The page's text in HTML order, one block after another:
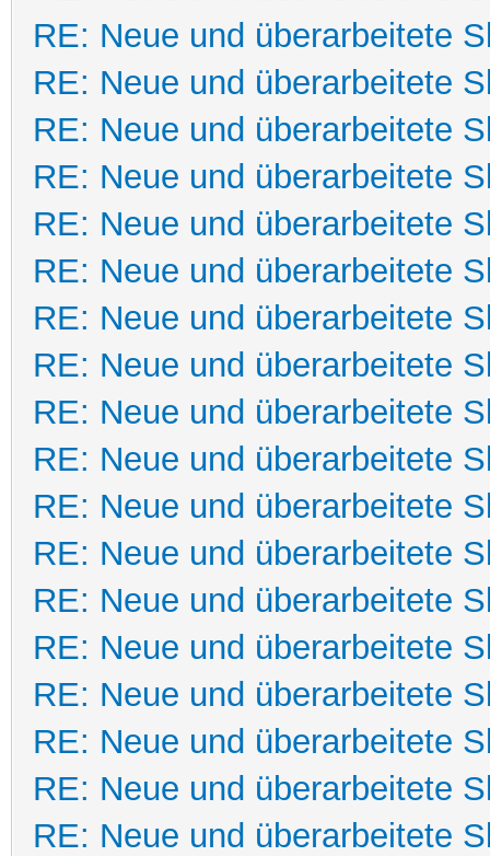
RE: Neue und überarbeitete
RE: Neue und überarbeitete
RE: Neue und überarbeitete
RE: Neue und überarbeitete
RE: Neue und überarbeitete
RE: Neue und überarbeitete
RE: Neue und überarbeitete
RE: Neue und überarbeitete
RE: Neue und überarbeitete
RE: Neue und überarbeitete
RE: Neue und überarbeitete
RE: Neue und überarbeitete
RE: Neue und überarbeitete
RE: Neue und überarbeitete
RE: Neue und überarbeitete
RE: Neue und überarbeitete
RE: Neue und überarbeitete
RE: Neue und überarbeitete